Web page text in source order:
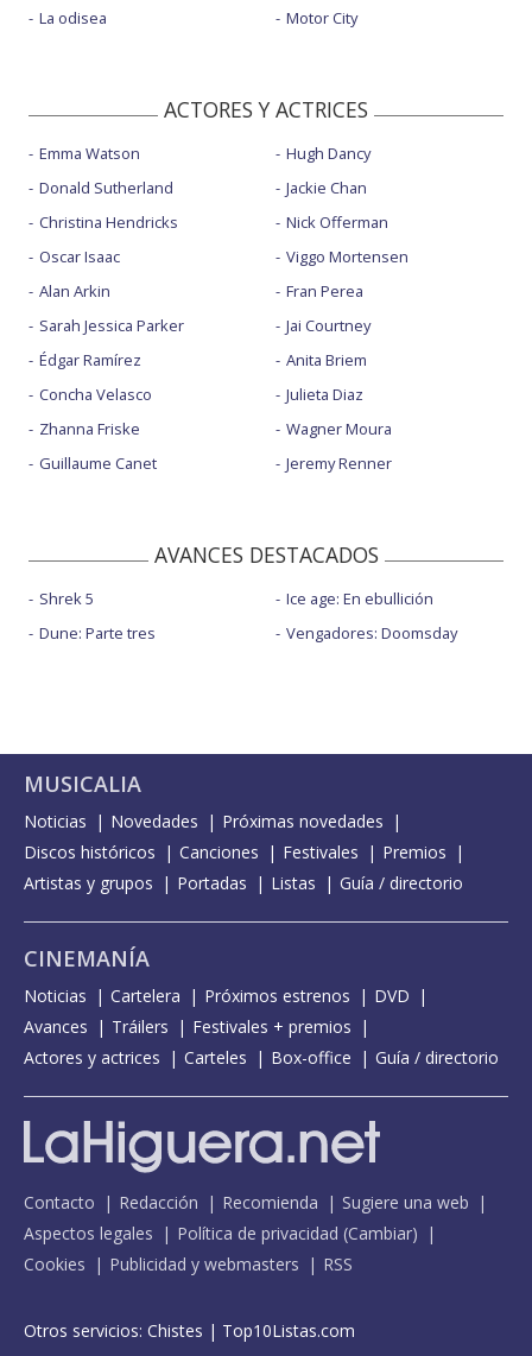
La odisea
Motor City
ACTORES Y ACTRICES
Emma Watson
Donald Sutherland
Christina Hendricks
Oscar Isaac
Alan Arkin
Sarah Jessica Parker
Édgar Ramírez
Concha Velasco
Zhanna Friske
Guillaume Canet
Hugh Dancy
Jackie Chan
Nick Offerman
Viggo Mortensen
Fran Perea
Jai Courtney
Anita Briem
Julieta Diaz
Wagner Moura
Jeremy Renner
AVANCES DESTACADOS
Shrek 5
Dune: Parte tres
Ice age: En ebullición
Vengadores: Doomsday
MUSICALIA
Noticias Novedades
Próximas novedades
Discos históricos
Canciones Festivales
Premios
Artistas y grupos
Portadas Listas Guía / directorio
CINEMANÍA
Noticias Cartelera Próximos estrenos
DVD
Avances
Tráilers
Festivales + premios
Actores y actrices
Carteles Box-office Guía / directorio
Contacto Redacción Recomienda
Sugiere una web
Aspectos legales
Política de privacidad (Cambiar)
Cookies
Publicidad y webmasters RSS
Otros servicios: Chistes | Top10Listas.com